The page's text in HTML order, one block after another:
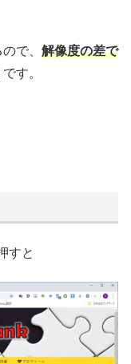
で、 解像度の差で
す。
すと